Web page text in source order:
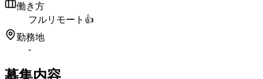
働き方
フルリモート 👍
勤務地
-
募集内容